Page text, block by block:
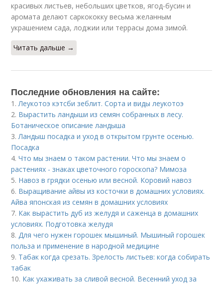
красивых листьев, небольших цветков, ягод-бусин и
аромата делают саркококку весьма желанным
украшением сада, лоджии или террасы дома зимой.
Читать дальше →
Последние обновления на сайте:
1.Леукотоэ кэтсби зеблит. Сорта и виды леукотоэ
2. Вырастить ландыши из семян собранных в лесу.
Ботаническое описание ландыша
3.Ландыш посадка и уход в открытом грунте осенью.
Посадка
4.Что мы знаем о таком растении. Что мы знаем о
растениях - знаках цветочного гороскопа? Мимоза
5. Навоз в грядки осенью или весной. Коровий навоз
6. Выращивание айвы из косточки в домашних условиях.
Айва японская из семян в домашних условиях
7. Как вырастить дуб из желудя и саженца в домашних
условиях. Подготовка желудя
8.Для чего нужен горошек мышиный. Мышиный горошек
польза и применение в народной медицине
9. Табак когда срезать. Зрелость листьев: когда собирать
табак
10. Как ухаживать за сливой весной. Весенний уход за